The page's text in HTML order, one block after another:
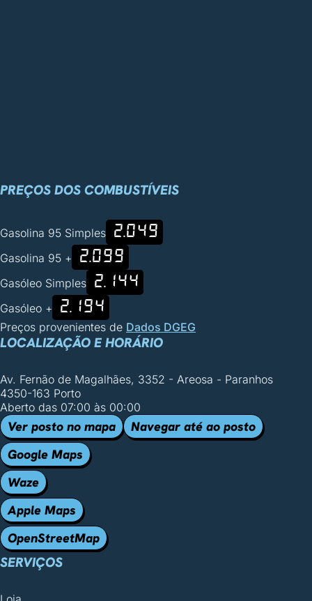
PREÇOS DOS COMBUSTÍVEIS
Gasolina 95 Simples 2.049
Gasolina 95 + 2.099
Gasóleo Simples 2.144
Gasóleo + 2.194
Preços provenientes de Dados DGEG
LOCALIZAÇÃO E HORÁRIO
Av. Fernão de Magalhães, 3352 - Areosa - Paranhos
4350-163 Porto
Aberto das 07:00 às 00:00
Ver posto no mapa
Navegar até ao posto
Google Maps
Waze
Apple Maps
OpenStreetMap
SERVIÇOS